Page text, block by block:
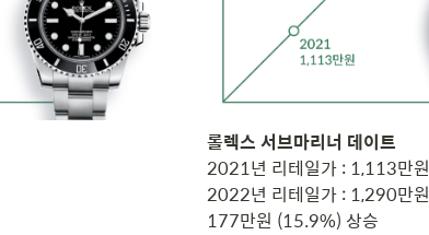
2021년 리테일가 : 1,113만원
2022년 리테일가 : 1,290만원
177만원 (15.9%) 상승